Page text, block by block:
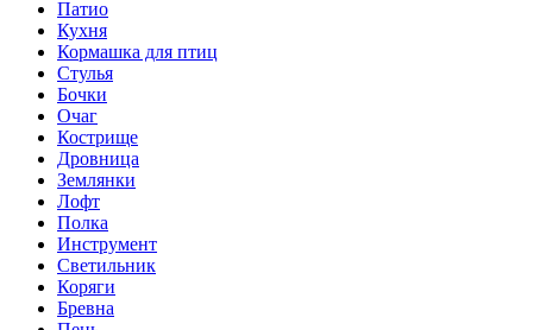
Патио
Кухня
Кормашка для птиц
Стулья
Бочки
Очаг
Кострище
Дровница
Землянки
Лофт
Полка
Инструмент
Светильник
Коряги
Бревна